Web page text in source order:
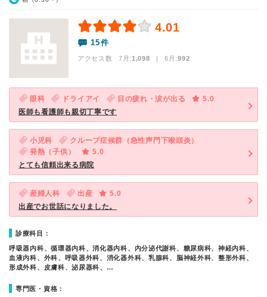
4.01
15件
アクセス数 7月:1,098 | 6月:992
眼科 ドライアイ 目の疲れ・涙が出る
5.0
医師も看護師も親切丁寧です
小児科
クループ症候群（急性声門下喉頭炎）
発熱（子供）
5.0
とても信頼出来る病院
産婦人科 出産
5.0
出産でお世話になりました。
診療科目：
呼吸器内科、循環器内科、消化器内科、内分泌代謝科、糖尿病科、神経内科、
血液内科、外科、呼吸器外科、消化器外科、乳腺科、脳神経外科、整形外科、
形成外科、皮膚科、泌尿器科、…
専門医・資格：